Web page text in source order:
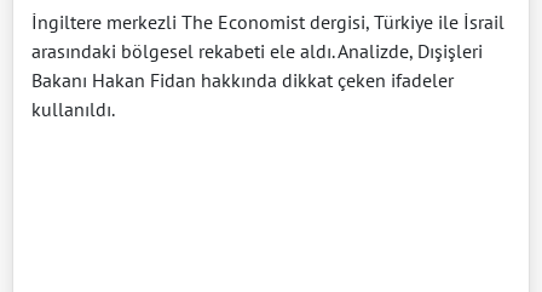
İngiltere merkezli The Economist dergisi, Türkiye ile İsrail
arasındaki bölgesel rekabeti ele aldı. Analizde, Dışişleri
Bakanı Hakan Fidan hakkında dikkat çeken ifadeler
kullanıldı.